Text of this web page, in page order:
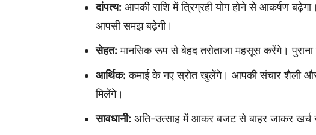
दांपत्य: आपकी राशि में त्रिग्रही योग होने से आकर्षण
आपसी समझ बढ़ेगी।
सेहत: मानसिक रूप से बेहद तरोताजा महसूस करेंगे। पुराना
आर्थिक: कमाई के नए स्रोत खुलेंगे। आपकी संचार शैली और
मिलेंगे।
सावधानी: अति-उत्साह में आकर बजट से बाहर जाकर खर्च